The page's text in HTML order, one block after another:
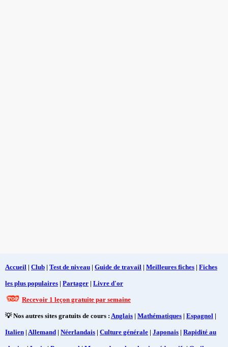
Accueil | Club | Test de niveau | Guide de travail | Meilleures fiches | Fiches
les plus populaires | Partager | Livre d'or
Recevoir 1 leçon gratuite par semaine
💡 Nos autres sites gratuits de cours : Anglais | Mathématiques | Espagnol |
Italien | Allemand | Néerlandais | Culture générale | Japonais | Rapidité au